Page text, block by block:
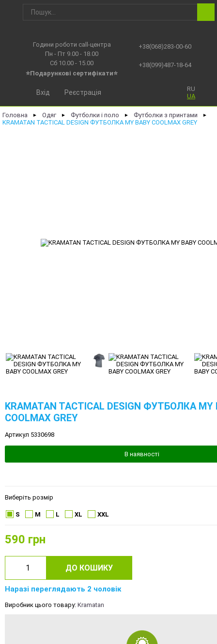
Години роботи call-центра
Пн - Пт 9.00 - 18.00
Сб 10.00 - 15.00
⭐Подарункові сертифікати⭐
+38(068)283-00-60
+38(099)487-18-64
RU
UA
Вхід Реєстрація
Головна ► Одяг ► Футболки і поло ► Футболки з принтами ►
KRAMATAN TACTICAL DESIGN ФУТБОЛКА MY BABY COOLMAX GREY
KRAMATAN TACTICAL DESIGN ФУТБОЛКА MY
COOLMAX GREY
Артикул 5330698
В наявності
Виберіть розмір
S M L XL XXL
590 грн
ДО КОШИКУ
Наразі переглядають 2 чоловік
Виробник цього товару: Kramatan